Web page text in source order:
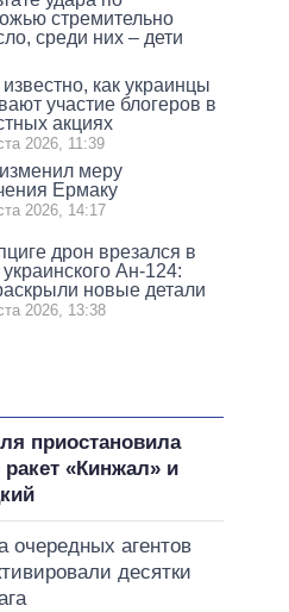
стремительно
среди них – дети
как украинцы
участие блогеров в
акциях
2026, 11:39
меру
Ермаку
2026, 14:17
дрон врезался в
Ан-124:
новые детали
2026, 13:38
приостановила
«Кинжал» и
очередных агентов
десятки